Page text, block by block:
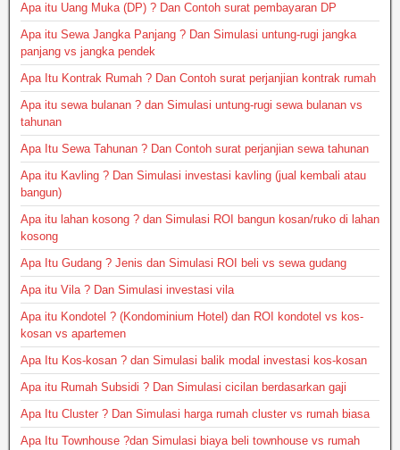
Apa itu Uang Muka (DP) ? Dan Contoh surat pembayaran DP
Apa itu Sewa Jangka Panjang ? Dan Simulasi untung-rugi jangka
panjang vs jangka pendek
Apa Itu Kontrak Rumah ? Dan Contoh surat perjanjian kontrak rumah
Apa itu sewa bulanan ? dan Simulasi untung-rugi sewa bulanan vs
tahunan
Apa Itu Sewa Tahunan ? Dan Contoh surat perjanjian sewa tahunan
Apa itu Kavling ? Dan Simulasi investasi kavling (jual kembali atau
bangun)
Apa itu lahan kosong ? dan Simulasi ROI bangun kosan/ruko di lahan
kosong
Apa Itu Gudang ? Jenis dan Simulasi ROI beli vs sewa gudang
Apa itu Vila ? Dan Simulasi investasi vila
Apa itu Kondotel ? (Kondominium Hotel) dan ROI kondotel vs kos-
kosan vs apartemen
Apa Itu Kos-kosan ? dan Simulasi balik modal investasi kos-kosan
Apa itu Rumah Subsidi ? Dan Simulasi cicilan berdasarkan gaji
Apa Itu Cluster ? Dan Simulasi harga rumah cluster vs rumah biasa
Apa Itu Townhouse ?dan Simulasi biaya beli townhouse vs rumah